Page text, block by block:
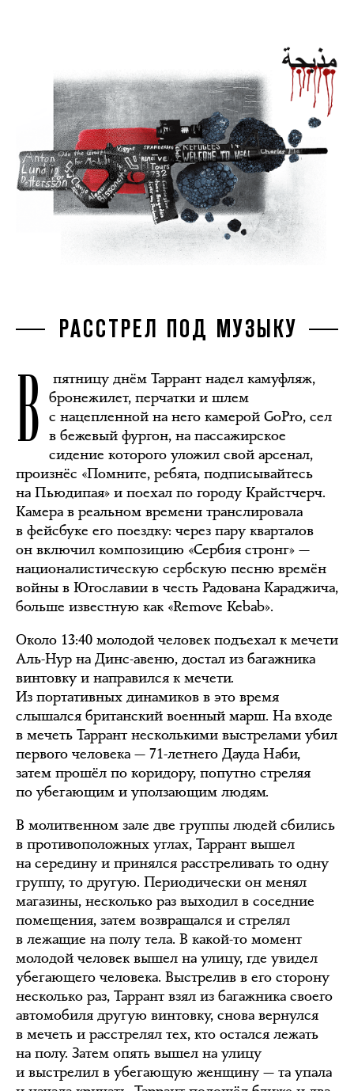
РАССТРЕЛ ПОД МУЗЫКУ
В
пятницу днём Таррант надел камуфляж,
бронежилет, перчатки и шлем
с нацепленной на него камерой GoPro, сел
в бежевый фургон, на пассажирское
сидение которого уложил свой арсенал,
произнёс «Помните, ребята, подписывайтесь
на Пьюдипая» и поехал по городу Крайстчерч.
Камера в реальном времени транслировала
в фейсбуке его поездку: через пару кварталов
он включил композицию «Сербия стронг» —
националистическую сербскую песню времён
войны в Югославии в честь Радована Караджича,
больше известную как «Remove Kebab».
Около 13:40 молодой человек подъехал к мечети
Аль-Нур на Динс-авеню, достал из багажника
винтовку и направился к мечети.
Из портативных динамиков в это время
слышался британский военный марш. На входе
в мечеть Таррант несколькими выстрелами убил
первого человека — 71-летнего Дауда Наби,
затем прошёл по коридору, попутно стреляя
по убегающим и уползающим людям.
В молитвенном зале две группы людей сбились
в противоположных углах, Таррант вышел
на середину и принялся расстреливать то одну
группу, то другую. Периодически он менял
магазины, несколько раз выходил в соседние
помещения, затем возвращался и стрелял
в лежащие на полу тела. В какой-то момент
молодой человек вышел на улицу, где увидел
убегающего человека. Выстрелив в его сторону
несколько раз, Таррант взял из багажника своего
автомобиля другую винтовку, снова вернулся
в мечеть и расстрелял тех, кто остался лежать
на полу. Затем опять вышел на улицу
и выстрелил в убегающую женщину — та упала